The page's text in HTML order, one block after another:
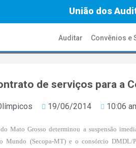
União dos
Auditar Convênios e
de serviços para a
19/06/2014 10:06
Mato Grosso determinou a suspensão
Mundo (Secopa-MT) e o consórcio DMDL/